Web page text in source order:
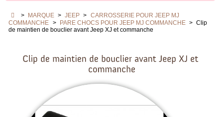
> MARQUE > JEEP > CARROSSERIE POUR JEEP MJ
COMMANCHE > PARE CHOCS POUR JEEP MJ COMMANCHE > Clip
de maintien de bouclier avant Jeep XJ et commanche